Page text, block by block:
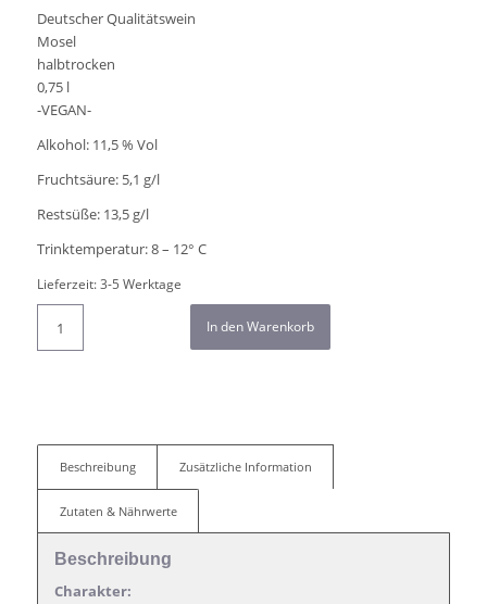
Deutscher Qualitätswein
Mosel
halbtrocken
0,75 l
-VEGAN-
Alkohol: 11,5 % Vol
Fruchtsäure: 5,1 g/l
Restsüße: 13,5 g/l
Trinktemperatur: 8 – 12° C
Lieferzeit:3-5 Werktage
In den Warenkorb
Beschreibung Zusätzliche Information
Zutaten & Nährwerte
Beschreibung
Charakter: